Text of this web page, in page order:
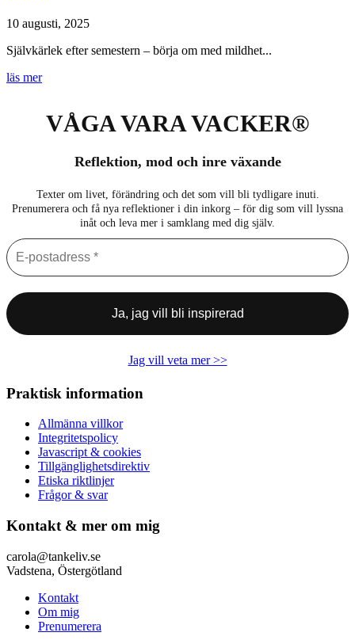
10 augusti, 2025
Självkärlek efter semestern – börja om med mildhet...
läs mer
VÅGA VARA VACKER®
Reflektion, mod och inre växande
Texter om livet, förändring och det som vill bli tydligare inuti.
Prenumerera och få nya reflektioner i din inkorg – för dig som vill lyssna
inåt och leva mer i samklang med dig själv.
Jag vill veta mer >>
Praktisk information
Allmänna villkor
Integritetspolicy
Javascript & cookies
Tillgänglighetsdirektiv
Etiska riktlinjer
Frågor & svar
Kontakt & mer om mig
carola@tankeliv.se
Vadstena, Östergötland
Kontakt
Om mig
Prenumerera